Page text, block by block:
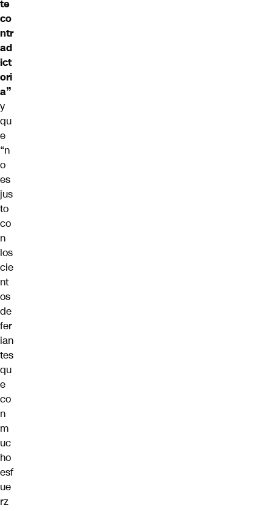
te
co
ntr
ad
ict
ori
a”
y
qu
e
“n
o
es
jus
to
co
n
los
cie
nt
os
de
fer
ian
tes
qu
e
co
n
m
uc
ho
esf
ue
rz